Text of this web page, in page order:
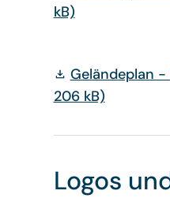
kB)
Geländeplan
206 kB)
Logos